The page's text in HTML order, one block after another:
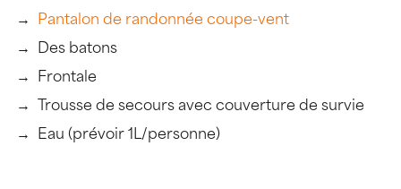
Pantalon de randonnée coupe-vent
Des batons
Frontale
Trousse de secours avec couverture de survie
Eau (prévoir 1L/personne)